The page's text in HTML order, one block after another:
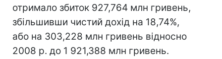
отримало збиток 927,764 млн гривень,
збільшивши чистий дохід на 18,74%,
або на 303,228 млн гривень відносно
2008 р. до 1 921,388 млн гривень.